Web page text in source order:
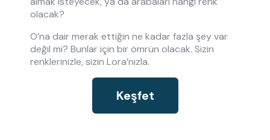
olacak?
O’na dair merak ettiğin ne kadar fazla şey var
değil mi? Bunlar için bir ömrün olacak. Sizin
renklerinizle, sizin Lora’nızla.
Keşfet